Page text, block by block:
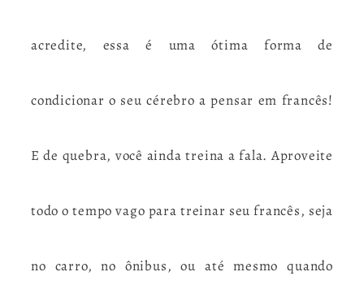
acredite, essa é uma ótima forma de
condicionar o seu cérebro a pensar em francês!
E de quebra, você ainda treina a fala. Aproveite
todo o tempo vago para treinar seu francês, seja
no carro, no ônibus, ou até mesmo quando